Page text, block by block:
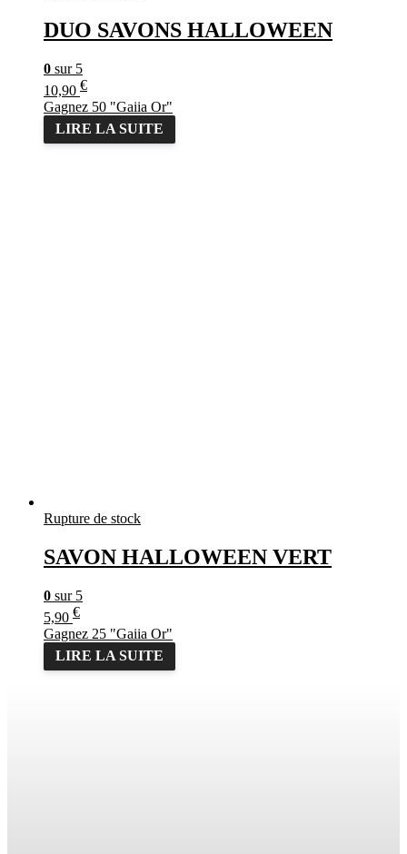
DUO SAVONS HALLOWEEN
0 sur 5
10,90 €
Gagnez 50 "Gaiia Or"
LIRE LA SUITE
Rupture de stock
SAVON HALLOWEEN VERT
0 sur 5
5,90 €
Gagnez 25 "Gaiia Or"
LIRE LA SUITE